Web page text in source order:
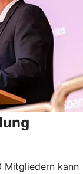
Mitgliedern kann